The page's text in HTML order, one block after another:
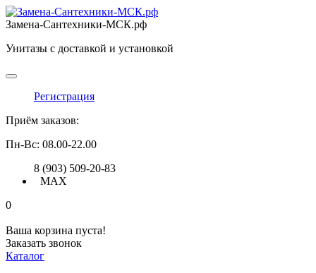
Замена-Сантехники-МСК.рф
Унитазы с доставкой и установкой
Регистрация
Приём заказов:
Пн-Вс: 08.00-22.00
8 (903) 509-20-83
MAX
0
Ваша корзина пуста!
Заказать звонок
Каталог